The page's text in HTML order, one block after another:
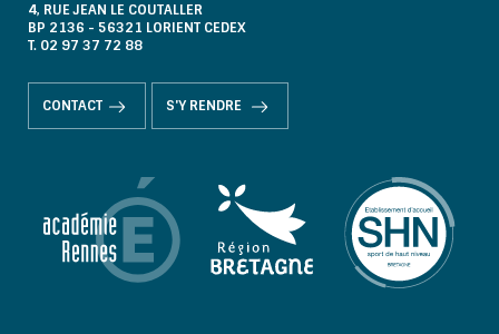
4, RUE JEAN LE COUTALLER
BP 2136 - 56321 LORIENT CEDEX
T. 02 97 37 72 88
CONTACT S'Y RENDRE